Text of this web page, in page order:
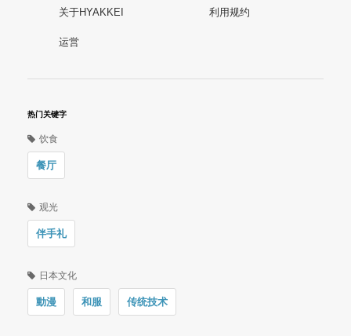
关于HYAKKEI 利用规约
运営
热门关键字
饮食
餐厅
观光
伴手礼
日本文化
動漫 和服 传统技术